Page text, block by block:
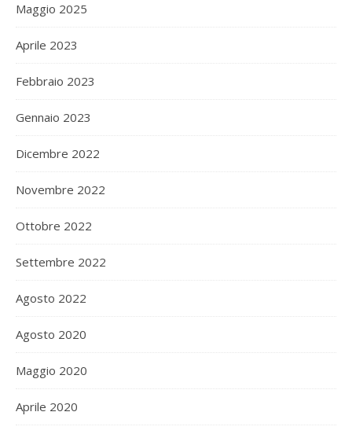
Maggio 2025
Aprile 2023
Febbraio 2023
Gennaio 2023
Dicembre 2022
Novembre 2022
Ottobre 2022
Settembre 2022
Agosto 2022
Agosto 2020
Maggio 2020
Aprile 2020